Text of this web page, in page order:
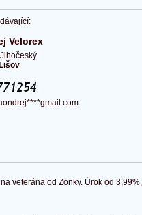
Velorex
Lišov
veterána od Zonky. Úrok od